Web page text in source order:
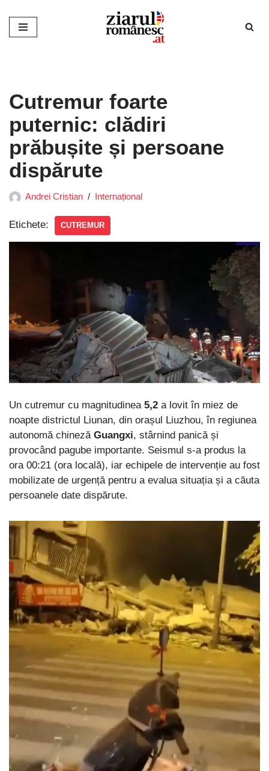
Sari
Cutremur foarte
puternic: clădiri
prăbușite și persoane
dispărute
Andrei Cristian Internațional
Etichete: CUTREMUR
Un cutremur cu magnitudinea 5,2 a lovit în miez de
noapte districtul Liunan, din orașul Liuzhou, în regiunea
autonomă chineză Guangxi, stârnind panică și
provocând pagube importante. Seismul s-a produs la
ora 00:21 (ora locală), iar echipele de intervenție au fost
mobilizate de urgență pentru a evalua situația și a căuta
persoanele date dispărute.